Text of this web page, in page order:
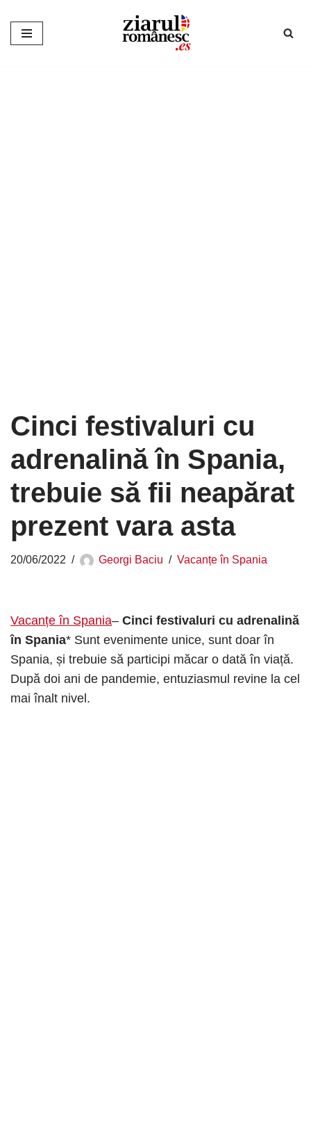
Sari
Cinci festivaluri cu
adrenalină în Spania,
trebuie să fii neapărat
prezent vara asta
20/06/2022 Georgi Baciu Vacanțe în Spania
Vacanțe în Spania– Cinci festivaluri cu adrenalină
în Spania* Sunt evenimente unice, sunt doar în
Spania, și trebuie să participi măcar o dată în viață.
După doi ani de pandemie, entuziasmul revine la cel
mai înalt nivel.